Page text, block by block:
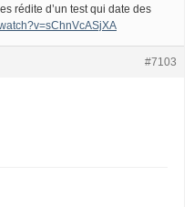
rédite d’un test qui date des
#7103